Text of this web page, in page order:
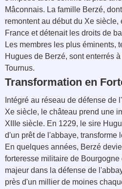
Mâconnais. La famille Berzé,
remontent au début du Xe siècle,
France et détenait les droits de
Les membres les plus éminents,
Hugues de Berzé, sont enterrés
Tournus.
Transformation en
Intégré au réseau de défense de
Xe siècle, le château prend une
XIIIe siècle. En 1229, le sire
d'un prêt de l'abbaye, transforme
En quelques années, Berzé
forteresse militaire de
majeur dans la défense de
près d'un millier de moines